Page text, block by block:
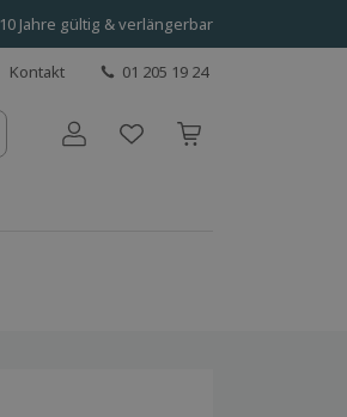
10 Jahre gültig & verlängerbar
Kontakt 01 205 19 24
Benutzerkonto